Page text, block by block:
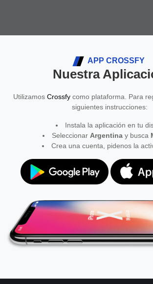
APP CROSSFY
Nuestra
Utilizamos Crossfycomo plataforma. Para
siguientes instrucciones:
Instala la aplicación en tu
Seleccionar Argentina y busca
Crea una cuenta, pidenos la